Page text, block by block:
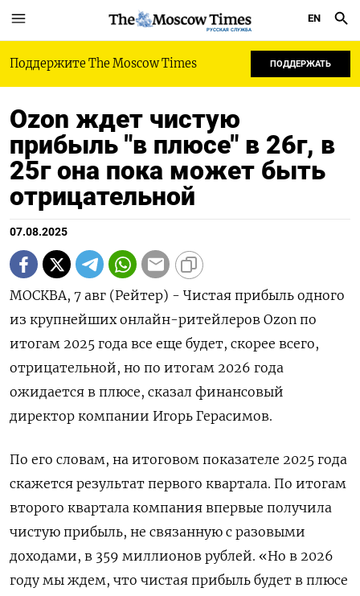
РУССКАЯ СЛУЖБА
EN
Поддержите The Moscow Times ПОДДЕРЖАТЬ
Ozon ждет чистую
прибыль "в плюсе" в 26г, в
25г она пока может быть
отрицательной
07.08.2025
МОСКВА, 7 авг (Рейтер) - Чистая прибыль одного
из крупнейших онлайн-ритейлеров Ozon по
итогам 2025 года все еще будет, скорее всего,
отрицательной, но по итогам 2026 года
ожидается в плюсе, сказал финансовый
директор компании Игорь Герасимов.
По его словам, на итоговом показателе 2025 года
скажется результат первого квартала. По итогам
второго квартала компания впервые получила
чистую прибыль, не связанную с разовыми
доходами, в 359 миллионов рублей. «Но в 2026
году мы ждем, что чистая прибыль будет в плюсе